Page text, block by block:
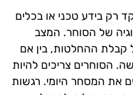
רק בידע טכני או בכלים
של הסוחר. המצב
קבלת ההחלטות, בין אם
הסוחרים צריכים להיות
את המסחר היומי. רגשות